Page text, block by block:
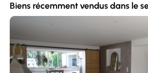
Biens récemment vendus dans le